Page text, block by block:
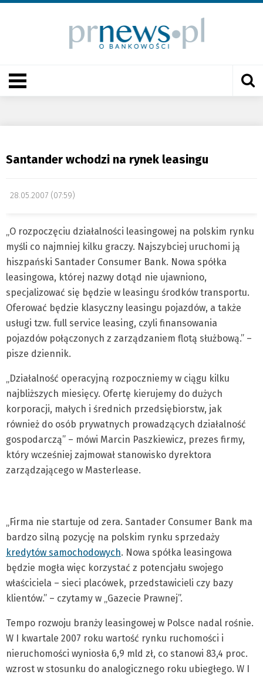
Santander wchodzi na rynek leasingu
28.05.2007 (07:59)
„O rozpoczęciu działalności leasingowej na polskim rynku
myśli co najmniej kilku graczy. Najszybciej uruchomi ją
hiszpański Santader Consumer Bank. Nowa spółka
leasingowa, której nazwy dotąd nie ujawniono,
specjalizować się będzie w leasingu środków transportu.
Oferować będzie klasyczny leasingu pojazdów, a także
usługi tzw. full service leasing, czyli finansowania
pojazdów połączonych z zarządzaniem flotą służbową.” –
pisze dziennik.
„Działalność operacyjną rozpoczniemy w ciągu kilku
najbliższych miesięcy. Ofertę kierujemy do dużych
korporacji, małych i średnich przedsiębiorstw, jak
również do osób prywatnych prowadzących działalność
gospodarczą” – mówi Marcin Paszkiewicz, prezes firmy,
który wcześniej zajmował stanowisko dyrektora
zarządzającego w Masterlease.
„Firma nie startuje od zera. Santader Consumer Bank ma
bardzo silną pozycję na polskim rynku sprzedaży
kredytów samochodowych. Nowa spółka leasingowa
będzie mogła więc korzystać z potencjału swojego
właściciela – sieci placówek, przedstawicieli czy bazy
klientów.” – czytamy w „Gazecie Prawnej”.
Tempo rozwoju branży leasingowej w Polsce nadal rośnie.
W I kwartale 2007 roku wartość rynku ruchomości i
nieruchomości wyniosła 6,9 mld zł, co stanowi 83,4 proc.
wzrost w stosunku do analogicznego roku ubiegłego. W I